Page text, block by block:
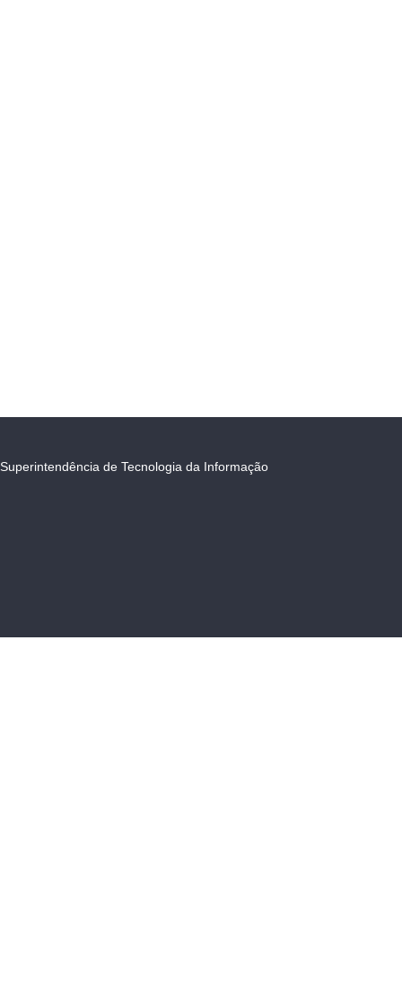
Superintendência de Tecnologia da Informação